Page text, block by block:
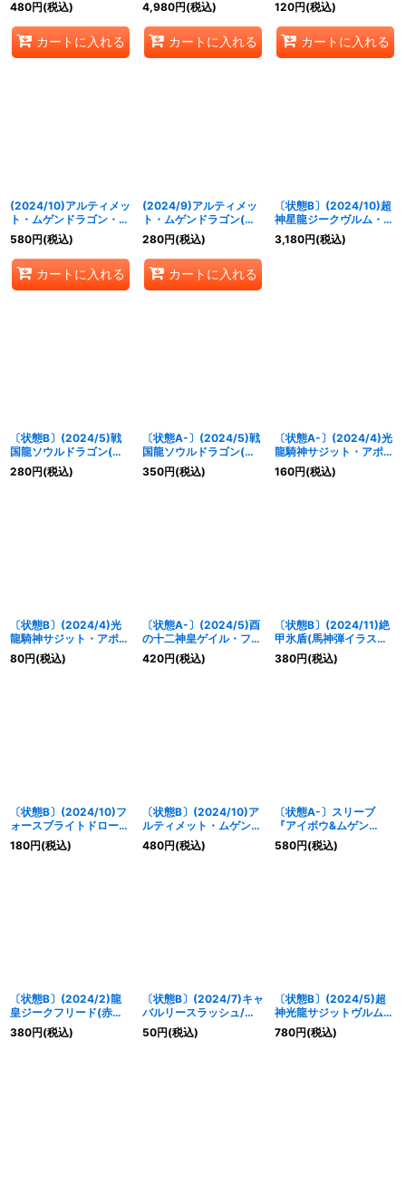
{BS35-X03}《緑》
480円(税込)
カートに入れる
{BS43-RVXX01}《赤》
4,980円(税込)
カートに入れる
ツヴァイ(紫枠/BSロゴ)
【転醒X】{SD60-
TX01}《多》
120円(税込)
カートに入れる
(2024/10)アルティメッ
ト・ムゲンドラゴン・マ
ックスター(左向
き/illus：
BandaiNamcoFilmwork
s)【X】{SD67-X01}
《赤》
580円(税込)
カートに入れる
(2024/9)アルティメッ
ト・ムゲンドラゴン(赤
枠/BSロゴ)【X】
{SD64-CP01}《赤》
280円(税込)
カートに入れる
〔状態B〕(2024/10)超
神星龍ジークヴルム・ノ
ヴァ(赤枠/BSロゴ)
【XX】{BS43-
3,180円(税込)
〔状態B〕(2024/5)戦
国龍ソウルドラゴン(赤
枠/BSロゴ)【X】
{BS31-X01}《赤》
280円(税込)
〔状態A-〕(2024/5)戦
国龍ソウルドラゴン(赤
枠/BSロゴ)【X】
{BS31-X01}《赤》
350円(税込)
〔状態A-〕(2024/4)光
龍騎神サジット・アポロ
ドラゴン(赤枠/BSロゴ)
【X】{BS38-RVX01}
160円(税込)
〔状態B〕(2024/4)光
龍騎神サジット・アポロ
ドラゴン(赤枠/BSロゴ)
【X】{BS38-RVX01}
80円(税込)
〔状態A-〕(2024/5)酉
の十二神皇ゲイル・フェ
ニックス(緑枠/BSロゴ)
【X】{BS35-X03}
420円(税込)
〔状態B〕(2024/11)絶
甲氷盾(馬神弾イラスト)
【C】{SD56-RV009}
《白》
380円(税込)
〔状態B〕(2024/10)フ
ォースブライトドロー
(ツルギ・タテワキイラ
スト)【C】{SD55-013}
180円(税込)
〔状態B〕(2024/10)ア
ルティメット・ムゲンド
ラゴン・マックスター
(左向き/illus：
480円(税込)
〔状態A-〕スリーブ
『アイボウ&ムゲン
(PB34)』50枚【-】{-}
《サプライ》
580円(税込)
〔状態B〕(2024/2)龍
皇ジークフリード(赤
枠/BSロゴ)【X】
{BSC22-X01}《赤》
380円(税込)
〔状態B〕(2024/7)キャ
バルリースラッシュ/ソ
ーディアス・アーサー・
オリジン(ガレット・レ
50円(税込)
〔状態B〕(2024/5)超
神光龍サジットヴルム・
ノヴァ(赤枠/BSロゴ)
【X】{BS47-10thX01}
780円(税込)